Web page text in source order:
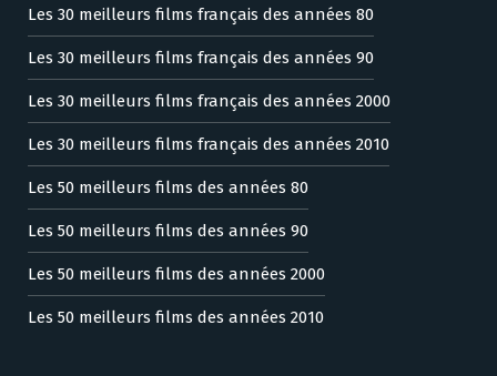
Les 30 meilleurs films français des années 80
Les 30 meilleurs films français des années 90
Les 30 meilleurs films français des années 2000
Les 30 meilleurs films français des années 2010
Les 50 meilleurs films des années 80
Les 50 meilleurs films des années 90
Les 50 meilleurs films des années 2000
Les 50 meilleurs films des années 2010